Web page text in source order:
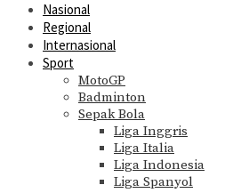
Nasional
Regional
Internasional
Sport
MotoGP
Badminton
Sepak Bola
Liga Inggris
Liga Italia
Liga Indonesia
Liga Spanyol